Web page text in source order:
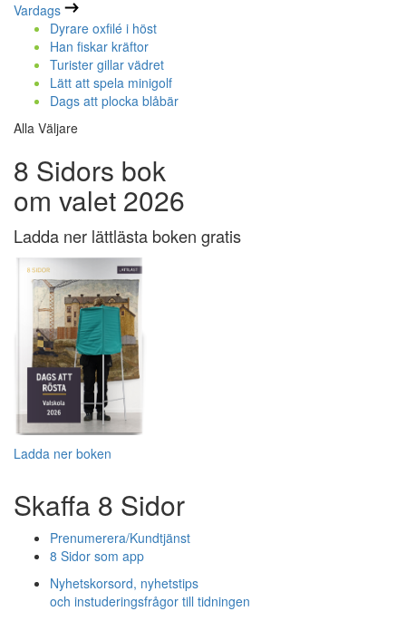
Vardags
Dyrare oxfilé i höst
Han fiskar kräftor
Turister gillar vädret
Lätt att spela minigolf
Dags att plocka blåbär
Alla Väljare
8 Sidors bok
om valet 2026
Ladda ner lättlästa boken gratis
Ladda ner boken
Skaffa 8 Sidor
Prenumerera/Kundtjänst
8 Sidor som app
Nyhetskorsord, nyhetstips
och instuderingsfrågor till tidningen